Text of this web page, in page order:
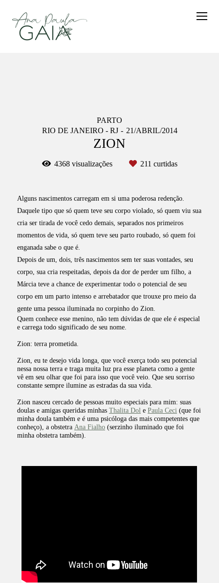
PARTO
RIO DE JANEIRO - RJ
21/ABRIL/2014
ZION
4368visualizações 211 curtidas
Alguns nascimentos carregam em si uma poderosa redenção.
Daquele tipo que só quem teve seu corpo violado, só quem viu sua
cria ser tirada de você cedo demais, separados nos primeiros
momentos de vida, só quem teve seu parto roubado, só quem foi
enganada sabe o que é.
Depois de um, dois, três nascimentos sem ter suas vontades, seu
corpo, sua cria respeitadas, depois da dor de perder um filho, a
Márcia teve a chance de experimentar todo o potencial de seu
corpo em um parto intenso e arrebatador que trouxe pro meio da
gente uma pessoa iluminada no corpinho do Zion.
Quem conhece esse menino, não tem dúvidas de que ele é especial
e carrega todo significado de seu nome.
Zion: terra prometida.
Zion, eu te desejo vida longa, que você exerça todo seu potencial
nessa nossa terra e traga muita luz pra esse planeta como a gente
vê em seu olhar que foi para isso que você veio. Que seu sorriso
constante sempre ilumine as estradas da sua vida.
Zion nasceu cercado de pessoas muito especiais para mim: suas
doulas e amigas queridas minhas Thalita Dol e Paula Ceci (que foi
minha doula também e é uma psicóloga das mais competentes que
conheço), a obstetra Ana Fialho (serzinho iluminado que foi
minha obstetra também).